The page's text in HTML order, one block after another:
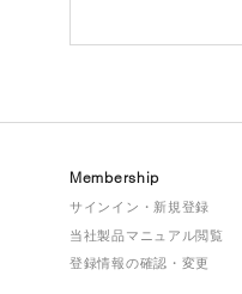
Membership
サインイン・新規登録
当社製品マニュアル閲覧
登録情報の確認・変更